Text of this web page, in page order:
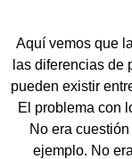
Aquí vemos que
las diferencias de
pueden existir
El problema con
No era
ejemplo. No